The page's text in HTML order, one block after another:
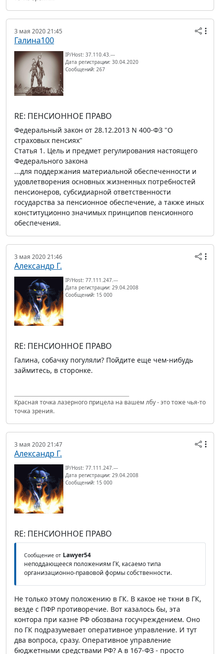
3 мая 2020 21:45
Галина100
IP/Host: 37.110.43.---
Дата регистрации: 30.04.2020
Сообщений: 267
RE: ПЕНСИОННОЕ ПРАВО
Федеральный закон от 28.12.2013 N 400-ФЗ "О
страховых пенсиях"
Статья 1. Цель и предмет регулирования настоящего
Федерального закона
...для поддержания материальной обеспеченности и
удовлетворения основных жизненных потребностей
пенсионеров, субсидиарной ответственности
государства за пенсионное обеспечение, а также иных
конституционно значимых принципов пенсионного
обеспечения.
3 мая 2020 21:46
Александр Г.
IP/Host: 77.111.247.---
Дата регистрации: 29.04.2008
Сообщений: 15 000
RE: ПЕНСИОННОЕ ПРАВО
Галина, собачку погуляли? Пойдите еще чем-нибудь
займитесь, в сторонке.
Красная точка лазерного прицела на вашем лбу - это тоже чья-то
точка зрения.
3 мая 2020 21:47
Александр Г.
IP/Host: 77.111.247.---
Дата регистрации: 29.04.2008
Сообщений: 15 000
RE: ПЕНСИОННОЕ ПРАВО
Сообщение от Lawyer54
неподдающееся положениям ГК, касаемо типа
организационно-правовой формы собственности.
Не только этому положению в ГК. В какое не ткни в ГК,
везде с ПФР противоречие. Вот казалось бы, эта
контора при казне РФ обозвана госучреждением. Оно
по ГК подразумевает оперативное управление. И тут
два вопроса, сразу. Оперативное управление
бюджетными средствами РФ? А в 167-ФЗ - просто